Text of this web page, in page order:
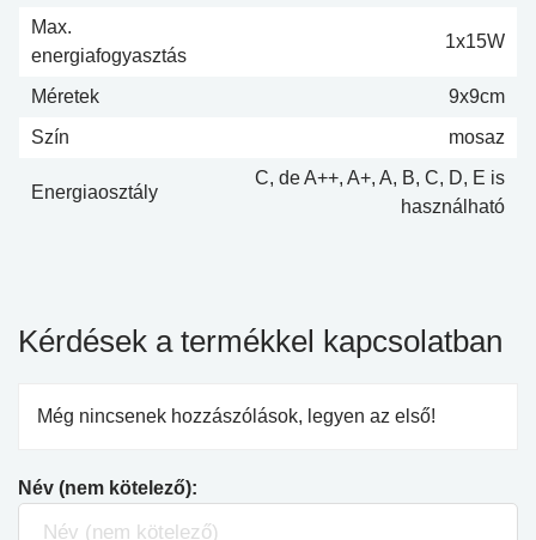
Max.
energiafogyasztás
1x15W
Méretek
9x9cm
Szín
mosaz
Energiaosztály
C, de A++, A+, A, B, C, D, E is
használható
Kérdések a termékkel kapcsolatban
Még nincsenek hozzászólások, legyen az első!
Név (nem kötelező):